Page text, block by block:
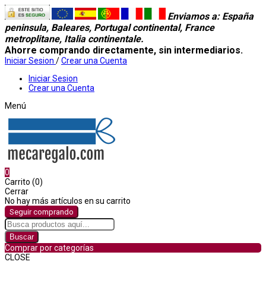
Enviamos a: España
peninsula, Baleares, Portugal continental, France
metroplitane, Italia continentale.
Ahorre comprando directamente, sin intermediarios.
Iniciar Sesion /Crear una Cuenta
Iniciar Sesion
Crear una Cuenta
Menú
0
Carrito (0)
Cerrar
No hay más artículos en su carrito
Seguir comprando
Buscar
Comprar por categorías
CLOSE